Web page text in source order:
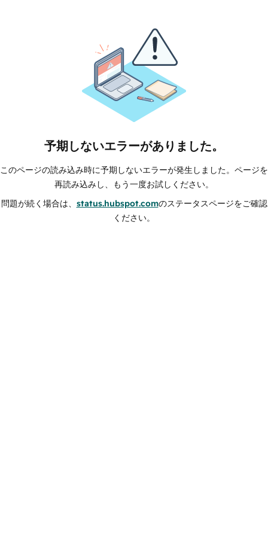
予期しないエラーがありました。
このページの読み込み時に予期しないエラーが発生しました。ページを
再読み込みし、もう一度お試しください。
問題が続く場合は、 status.hubspot.comのステータスページをご確認
ください。